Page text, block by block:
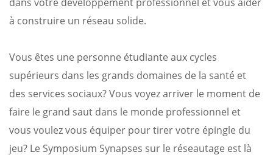
à construire un réseau solide.
Vous êtes une personne étudiante aux cycles
supérieurs dans les grands domaines de la santé et
des services sociaux? Vous voyez arriver le moment de
faire le grand saut dans le monde professionnel et
vous voulez vous équiper pour tirer votre épingle du
jeu? Le Symposium Synapses sur le réseautage est là